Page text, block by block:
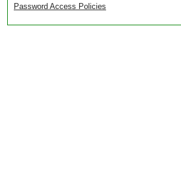
Password Access Policies